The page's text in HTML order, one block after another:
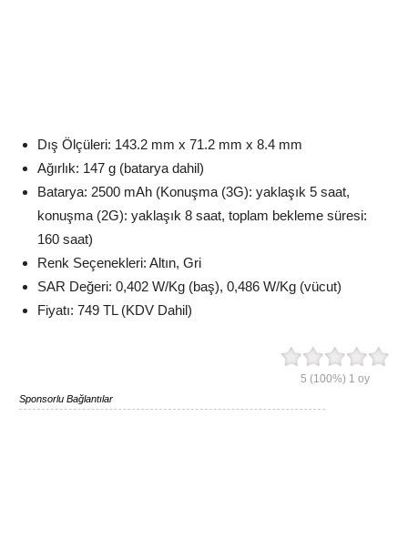
Dış Ölçüleri: 143.2 mm x 71.2 mm x 8.4 mm
Ağırlık: 147 g (batarya dahil)
Batarya: 2500 mAh (Konuşma (3G): yaklaşık 5 saat,
konuşma (2G): yaklaşık 8 saat, toplam bekleme süresi:
160 saat)
Renk Seçenekleri: Altın, Gri
SAR Değeri: 0,402 W/Kg (baş), 0,486 W/Kg (vücut)
Fiyatı: 749 TL (KDV Dahil)
5 (100%) 1 oy
Sponsorlu Bağlantılar